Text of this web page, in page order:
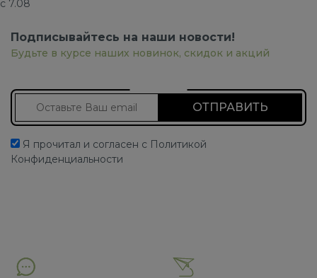
с 7.08
Подписывайтесь на наши новости!
Будьте в курсе наших новинок, скидок и акций
Я прочитал и согласен с Политикой
Конфиденциальности